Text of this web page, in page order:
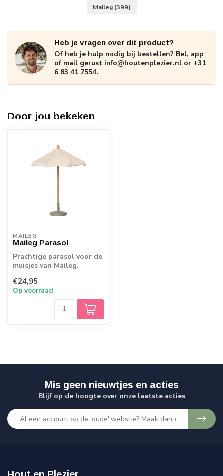
Maileg (399)
Heb je vragen over dit product?
Of heb je hulp nodig bij bestellen? Bel, app
of mail gerust info@houtenplezier.nl or +31
6 83 41 7554.
Door jou bekeken
MAILEG
Maileg Parasol
Prachtige parasol voor de
muisjes van Maileg.
€24,95
Op voorraad
Mis geen nieuwtjes en acties
Blijf op de hoogte over onze laatste acties